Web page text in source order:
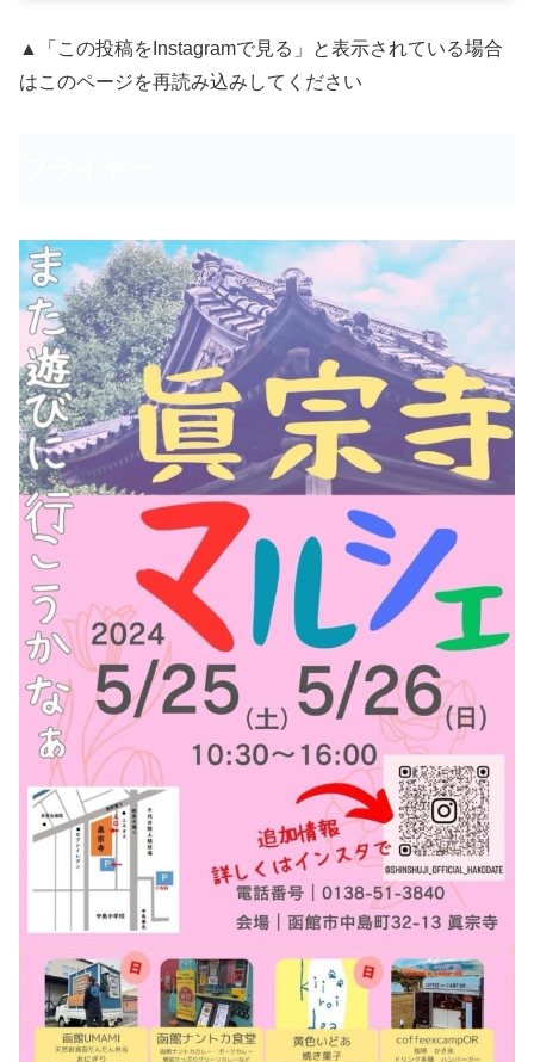
▲「この投稿をInstagramで見る」と表示されている場合
はこのページを再読み込みしてください